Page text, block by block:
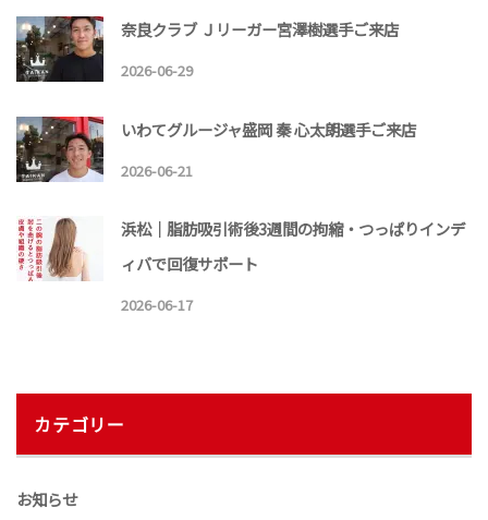
奈良クラブ Ｊリーガー宮澤樹選手ご来店
2026-06-29
いわてグルージャ盛岡 秦 心太朗選手ご来店
2026-06-21
浜松｜脂肪吸引術後3週間の拘縮・つっぱりインデ
ィバで回復サポート
2026-06-17
カテゴリー
お知らせ